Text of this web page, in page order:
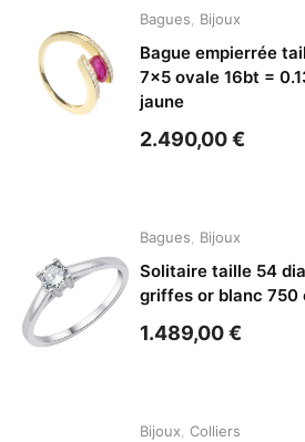
Bagues Bijoux
Bague empierrée
7×5 ovale 16bt =
jaune
2.490,00€
Bagues Bijoux
Solitaire taille 54
griffes or blanc 750
1.489,00€
Bijoux Colliers